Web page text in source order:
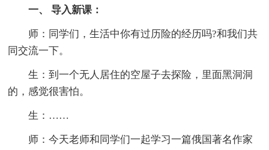
一、 导入新课：
师：同学们，生活中你有过历险的经历吗?和我们共
同交流一下。
生：到一个无人居住的空屋子去探险，里面黑洞洞
的，感觉很害怕。
生：……
师：今天老师和同学们一起学习一篇俄国著名作家